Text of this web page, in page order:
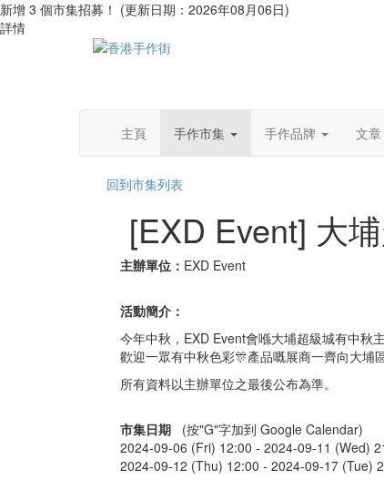
新增 3 個市集招募！ (更新日期：2026年08月06日)
詳情
主頁
手作市集 手作品牌 文章
回到市集列表
[EXD Event] 大
主辦單位： EXD Event
活動簡介：
今年中秋，EXD Event會喺大埔超級城有中秋
歡迎一眾有中秋色彩🎊產品嘅展商一齊向大埔
所有資料以主辦單位之最後公布為準。
市集日期
(按"G"字加到 Google Calendar)
2024-09-06 (Fri) 12:00 - 2024-09-11 (Wed)
2024-09-12 (Thu) 12:00 - 2024-09-17 (Tue)